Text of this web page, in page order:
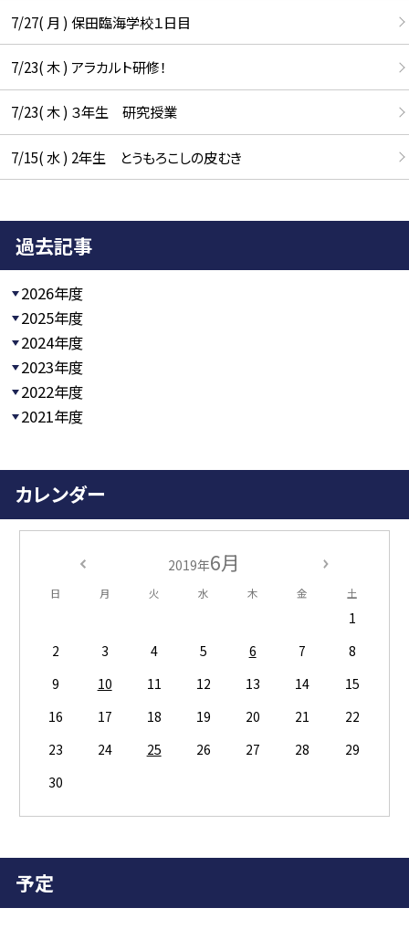
7/27( 月 ) 保田臨海学校１日目
7/23( 木 ) アラカルト研修！
7/23( 木 ) ３年生 研究授業
7/15( 水 ) 2年生 とうもろこしの皮むき
過去記事
2026年度
2025年度
2024年度
2023年度
2022年度
2021年度
カレンダー
2019年6月
日 月 火 水 木 金 土
1
2
3 4 5 6 7
8
9
10 11 12 13 14
15
16
17 18 19 20 21
22
23
24 25 26 27 28
29
30
予定